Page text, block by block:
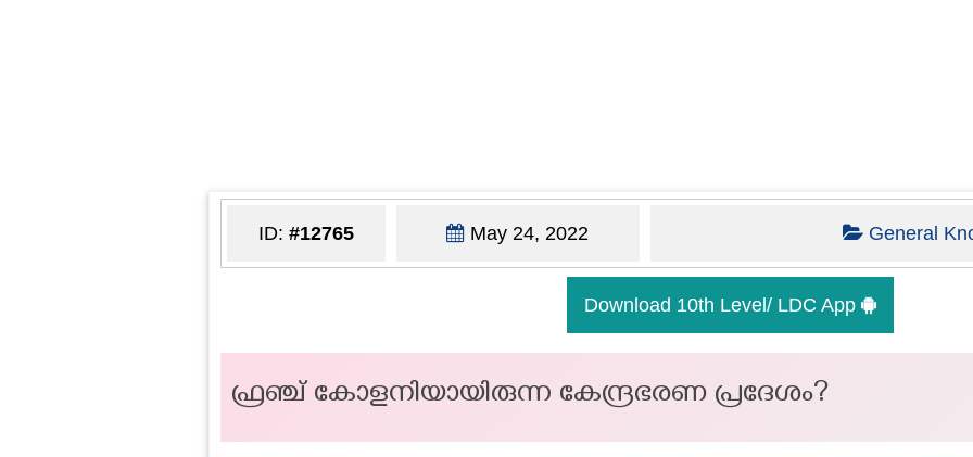
ID: #12765 May 24, 2022 General
Download 10th Level/ LDC App
ഫ്രഞ്ച് കോളനിയായിരുന്ന കേന്ദ്രഭരണ പ്രദേശം?